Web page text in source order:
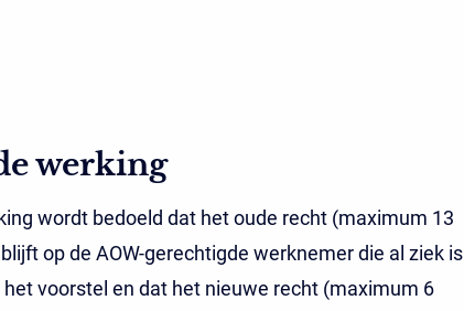
werking
wordt bedoeld dat het oude recht (maximum 13
op de AOW-gerechtigde werknemer die al ziek is
voorstel en dat het nieuwe recht (maximum 6